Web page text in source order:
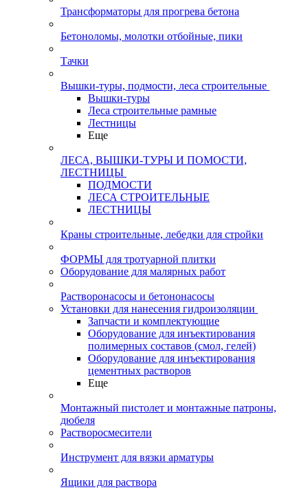
Трансформаторы для прогрева бетона
Бетоноломы, молотки отбойные, пики
Тачки
Вышки-туры, подмости, леса строительные
Вышки-туры
Леса строительные рамные
Лестницы
Еще
ЛЕСА, ВЫШКИ-ТУРЫ И ПОМОСТИ,
ЛЕСТНИЦЫ
ПОДМОСТИ
ЛЕСА СТРОИТЕЛЬНЫЕ
ЛЕСТНИЦЫ
Краны строительные, лебедки для стройки
ФОРМЫ для тротуарной плитки
Оборудование для малярных работ
Растворонасосы и бетононасосы
Установки для нанесения гидроизоляции
Запчасти и комплектующие
Оборудование для инъектирования
полимерных составов (смол, гелей)
Оборудование для инъектирования
цементных растворов
Еще
Монтажный пистолет и монтажные патроны,
дюбеля
Растворосмесители
Инструмент для вязки арматуры
Ящики для раствора